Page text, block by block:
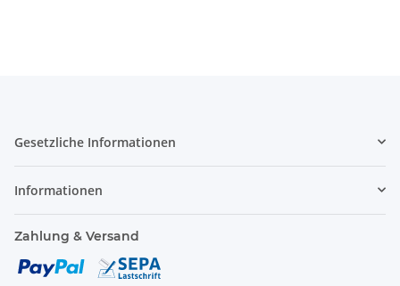
Gesetzliche Informationen
Informationen
Zahlung & Versand